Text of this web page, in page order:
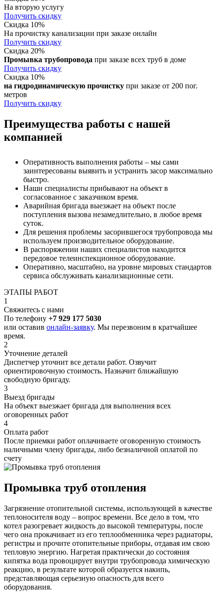
На вторую услугу
Получить скидку
Скидка 10%
На прочистку канализации при заказе онлайн
Получить скидку
Скидка 20%
Промывка трубопровода при заказе всех труб в доме
Получить скидку
Скидка 10%
на гидродинамическую прочистку при заказе от 200 пог.
метров
Получить скидку
Преимущества работы с нашей
компанией
Оперативность выполнения работы – мы сами
заинтересованы выявить и устранить засор максимально
быстро.
Наши специалисты прибывают на объект в
согласованное с заказчиком время.
Аварийная бригада выезжает на объект после
поступления вызова незамедлительно, в любое время
суток.
Для решения проблемы засорившегося трубопровода мы
используем производительное оборудование.
В распоряжении наших специалистов находится
передовое телеинспекционное оборудование.
Оперативно, масштабно, на уровне мировых стандартов
сервиса обслуживать канализационные сети.
ЭТАПЫ РАБОТ
1
Свяжитесь с нами
По телефону +7 929 177 5030
или оставив онлайн-заявку. Мы перезвоним в кратчайшее
время.
2
Уточнение деталей
Диспетчер уточнит все детали работ. Озвучит
ориентировочную стоимость. Назначит ближайшую
свободную бригаду.
3
Выезд бригады
На объект выезжает бригада для выполнения всех
оговоренных работ
4
Оплата работ
После приемки работ оплачиваете оговоренную стоимость
наличными члену бригады, либо безналичной оплатой по
счету
Промывка труб отопления
Загрязнение отопительной системы, использующей в качестве
теплоносителя воду – вопрос времени. Все дело в том, что
котел разогревает жидкость до высокой температуры, после
чего она прокачивает из его теплообменника через радиаторы,
регистры и прочите отопительные приборы, отдавая им свою
тепловую энергию. Нагретая практически до состояния
кипятка вода провоцирует внутри трубопровода химическую
реакцию, в результате которой образуется накипь,
представляющая серьезную опасность для всего
оборудования.